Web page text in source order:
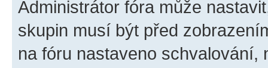
Administrátor fóra může
skupin musí být před
na fóru nastaveno schvalování,